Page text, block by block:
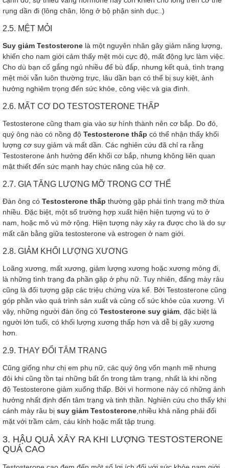
rụng dần đi (lông chân, lông ở bộ phận sinh dục..)
2.5. MỆT MỎI
Suy giảm Testosterone là một nguyên nhân gây giảm năng lượng,
khiến cho nam giới cảm thấy mệt mỏi cực độ, mất động lực làm việc.
Cho dù bạn cố gắng ngủ nhiều để bù đắp, nhưng kết quả, tình trạng
mệt mỏi vẫn luôn thường trực, lâu dần bạn có thể bị suy kiệt, ảnh
hưởng nghiêm trọng đến sức khỏe, công việc và gia đình.
2.6. MẤT CƠ DO TESTOSTERONE THẤP
Testosterone cũng tham gia vào sự hình thành nên cơ bắp. Do đó,
quý ông nào có nồng độ Testosterone thấp có thể nhận thấy khối
lượng cơ suy giảm và mất dần. Các nghiên cứu đã chỉ ra rằng
Testosterone ảnh hưởng đến khối cơ bắp, nhưng không liên quan
mật thiết đến sức mạnh hay chức năng của hệ cơ.
2.7. GIA TĂNG LƯỢNG MỠ TRONG CƠ THỂ
Đàn ông có Testosterone thấp thường gặp phải tình trạng mỡ thừa
nhiều. Đặc biệt, một số trường hợp xuất hiện hiện tượng vú to ở
nam, hoặc mô vú mở rộng. Hiện tượng này xảy ra được cho là do sự
mất cân bằng giữa testosterone và estrogen ở nam giới.
2.8. GIẢM KHỐI LƯỢNG XƯƠNG
Loãng xương, mất xương, giảm lượng xương hoặc xương mỏng đi,
là những tình trạng đa phần gặp ở phụ nữ. Tuy nhiên, đấng mày râu
cũng là đối tượng gặp các triệu chứng vừa kể. Bởi Testosterone cũng
góp phần vào quá trình sản xuất và củng cố sức khỏe của xương. Vì
vậy, những người đàn ông có Testosterone suy giảm , đặc biệt là
người lớn tuổi, có khối lượng xương thấp hơn và dễ bị gãy xương
hơn.
2.9. THAY ĐỔI TÂM TRẠNG
Cũng giống như chị em phụ nữ, các quý ông vốn mạnh mẽ nhưng
đôi khi cũng tồn tại những bất ổn trong tâm trạng, nhất là khi nồng
độ Testosterone giảm xuống thấp. Bởi vì hormone này có những ảnh
hưởng nhất định đến tâm trạng và tinh thần. Nghiên cứu cho thấy khi
cánh mày râu bị suy giảm Testosterone ,nhiều khả năng phải đối
mặt với trầm cảm, cáu kỉnh hoặc mất tập trung.
3. HẬU QUẢ XẢY RA KHI LƯỢNG TESTOSTERONE
QUÁ CAO